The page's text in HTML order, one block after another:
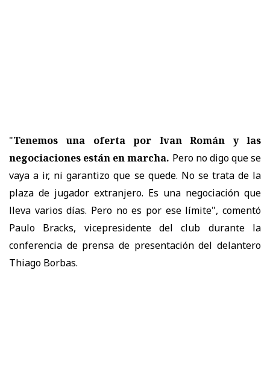
"Tenemos una oferta por Ivan Román y las
negociaciones están en marcha. Pero no digo que se
vaya a ir, ni garantizo que se quede. No se trata de la
plaza de jugador extranjero. Es una negociación que
lleva varios días. Pero no es por ese límite", comentó
Paulo Bracks, vicepresidente del club durante la
conferencia de prensa de presentación del delantero
Thiago Borbas.